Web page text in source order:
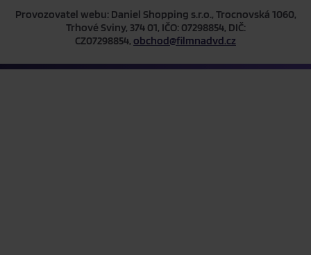
Provozovatel webu: Daniel Shopping s.r.o., Trocnovská 1060,
Trhové Sviny, 374 01, IČO: 07298854, DIČ:
CZ07298854, obchod@filmnadvd.cz